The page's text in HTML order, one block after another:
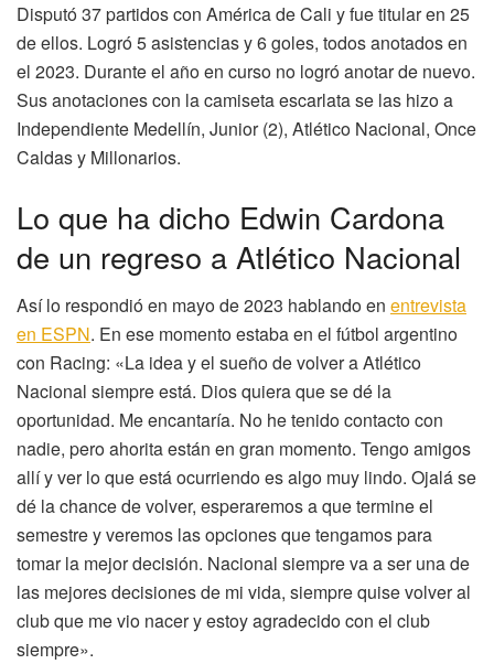
Disputó 37 partidos con América de Cali y fue titular en 25
de ellos. Logró 5 asistencias y 6 goles, todos anotados en
el 2023. Durante el año en curso no logró anotar de nuevo.
Sus anotaciones con la camiseta escarlata se las hizo a
Independiente Medellín, Junior (2), Atlético Nacional, Once
Caldas y Millonarios.
Lo que ha dicho Edwin Cardona
de un regreso a Atlético Nacional
Así lo respondió en mayo de 2023 hablando en entrevista
en ESPN. En ese momento estaba en el fútbol argentino
con Racing: «La idea y el sueño de volver a Atlético
Nacional siempre está. Dios quiera que se dé la
oportunidad. Me encantaría. No he tenido contacto con
nadie, pero ahorita están en gran momento. Tengo amigos
allí y ver lo que está ocurriendo es algo muy lindo. Ojalá se
dé la chance de volver, esperaremos a que termine el
semestre y veremos las opciones que tengamos para
tomar la mejor decisión. Nacional siempre va a ser una de
las mejores decisiones de mi vida, siempre quise volver al
club que me vio nacer y estoy agradecido con el club
siempre».